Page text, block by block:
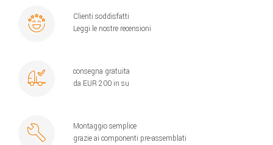
Clienti soddisfatti
Leggi le nostre recensioni
consegna gratuita
da EUR 200 in su
Montaggio semplice
grazie ai componenti pre-assemblati